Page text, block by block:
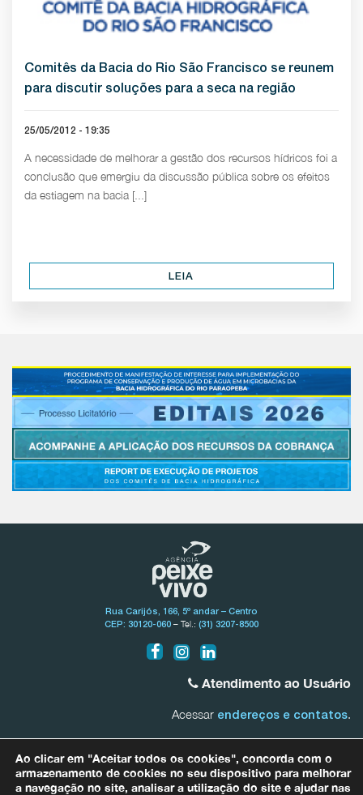
Comitês da Bacia do Rio São Francisco se reunem
para discutir soluções para a seca na região
25/05/2012 - 19:35
A necessidade de melhorar a gestão dos recursos hídricos foi a
conclusão que emergiu da discussão pública sobre os efeitos
da estiagem na bacia [...]
LEIA
Rua Carijós, 166, 5º andar – Centro
CEP: 30120-060 – Tel.: (31) 3207-8500
Atendimento ao Usuário
Acessar endereços e contatos.
0800.031.1607
Ao clicar em "Aceitar todos os cookies", concorda com o
armazenamento de cookies no seu dispositivo para melhorar
a navegação no site, analisar a utilização do site e ajudar nas